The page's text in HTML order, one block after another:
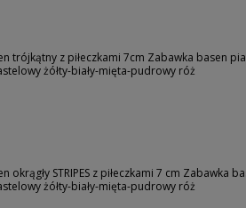
trójkątny z piłeczkami 7cm Zabawka basen
żółty-biały-mięta-pudrowy róż
okrągły STRIPES z piłeczkami 7 cm Zabawka
żółty-biały-mięta-pudrowy róż